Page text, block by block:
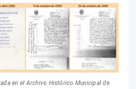
en el Archivo Histórico Municipal de